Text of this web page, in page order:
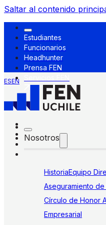
Saltar al contenido
Estudiantes
Funcionarios
Headhunter
Prensa FEN
ESEN
Nosotros
HistoriaEquipo
Aseguramiento
Círculo de Honor
Empresarial